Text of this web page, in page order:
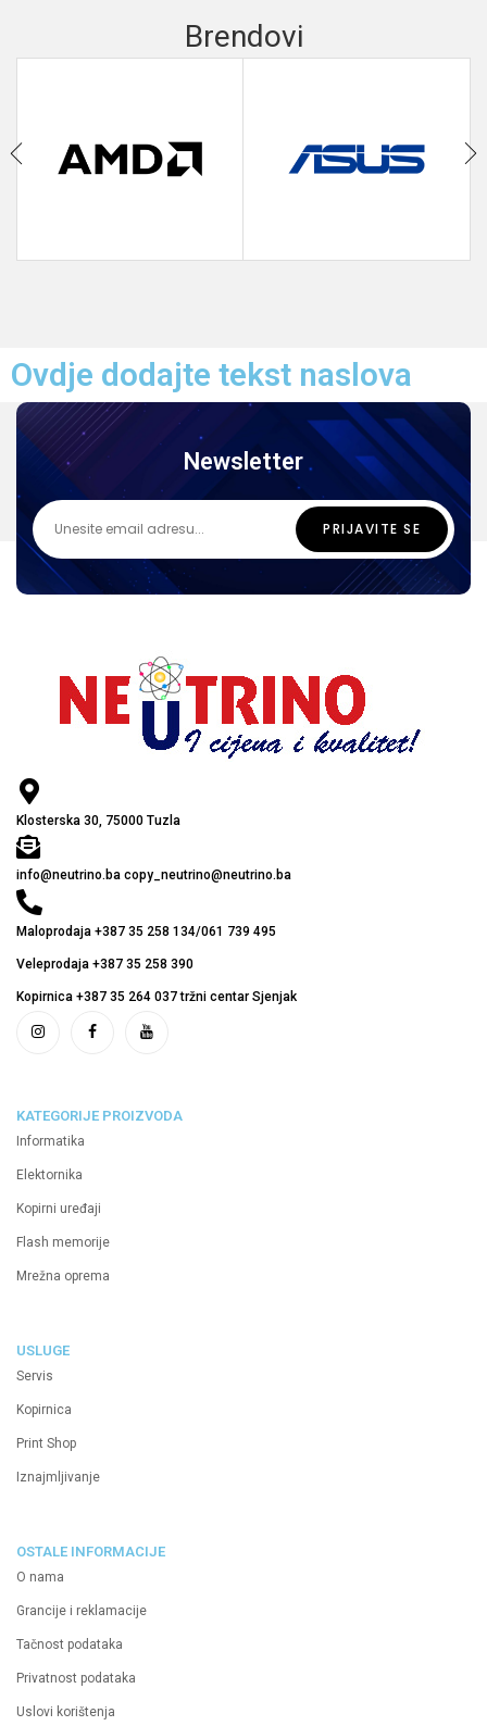
Brendovi
Ovdje dodajte tekst naslova
Newsletter
Klosterska 30, 75000 Tuzla
info@neutrino.ba copy_neutrino@neutrino.ba
Maloprodaja +387 35 258 134/061 739 495
Veleprodaja +387 35 258 390
Kopirnica +387 35 264 037 tržni centar Sjenjak
KATEGORIJE PROIZVODA
Informatika
Elektornika
Kopirni uređaji
Flash memorije
Mrežna oprema
USLUGE
Servis
Kopirnica
Print Shop
Iznajmljivanje
OSTALE INFORMACIJE
O nama
Grancije i reklamacije
Tačnost podataka
Privatnost podataka
Uslovi korištenja